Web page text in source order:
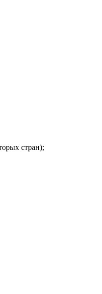
стран);